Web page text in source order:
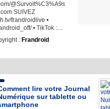
@Survolt%C3%A9s
SUIVEZ
frandroidlive •
• TikTok :…
: Frandroid
lire votre Journal
sur tablette ou